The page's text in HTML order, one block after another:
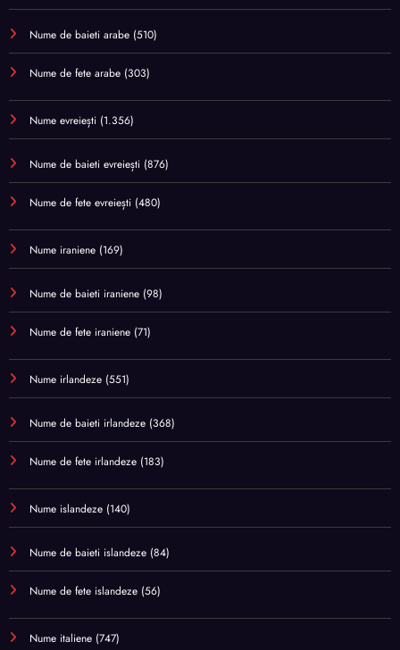
Nume de baieti arabe (510)
Nume de fete arabe (303)
Nume evreiești (1.356)
Nume de baieti evreiești (876)
Nume de fete evreiești (480)
Nume iraniene (169)
Nume de baieti iraniene (98)
Nume de fete iraniene (71)
Nume irlandeze (551)
Nume de baieti irlandeze (368)
Nume de fete irlandeze (183)
Nume islandeze (140)
Nume de baieti islandeze (84)
Nume de fete islandeze (56)
Nume italiene (747)